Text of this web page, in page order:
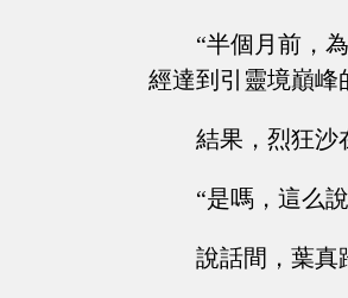
“半個月前，
經達到引靈境巔峰
結果，烈狂沙
“是嗎，這么
說話間，葉真